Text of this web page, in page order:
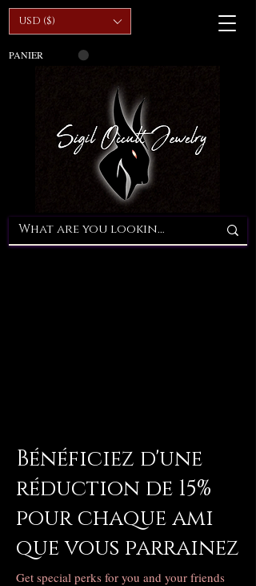
USD ($)
PANIER
Bénéficiez d'une
réduction de 15%
pour chaque ami
que vous parrainez
Get special perks for you and your friends